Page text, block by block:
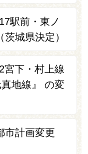
駅前・東ノ
城県決定）
宮下・村上線
地線』 の変
市計画変更